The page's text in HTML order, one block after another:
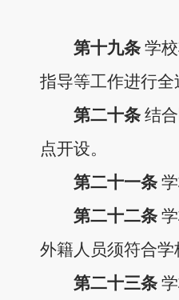
第十九条 学
指导等工作进行
第二十条 结
点开设。
第二十一条
第二十二条
外籍人员须符合学
第二十三条